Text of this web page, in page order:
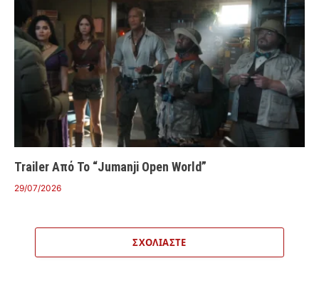
Trailer Από Το “Jumanji Open World”
29/07/2026
ΣΧΟΛΙΆΣΤΕ